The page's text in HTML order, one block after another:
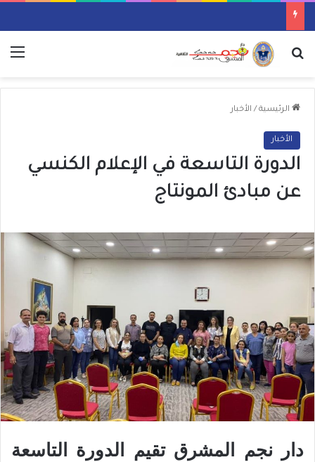
بحث عن
الرئيسية / الأخبار
الأخبار
الدورة التاسعة في الإعلام الكنسي
عن مبادئ المونتاج
دار نجم المشرق تقيم الدورة التاسعة